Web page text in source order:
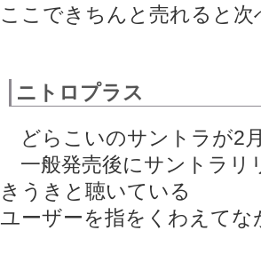
ここできちんと売れると
ニトロプラス
どらこいのサントラが2
一般発売後にサントラリ
きうきと聴いている
ユーザーを指をくわえて